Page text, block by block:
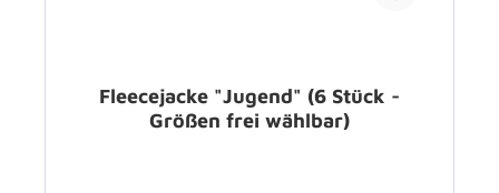
Fleecejacke "Jugend" (6 Stück -
Größen frei wählbar)